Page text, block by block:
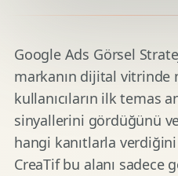
Google Ads Görsel
markanın dijital vitrinde
kullanıcıların ilk temas
sinyallerini gördüğünü
hangi kanıtlarla
CreaTif bu alanı sadece